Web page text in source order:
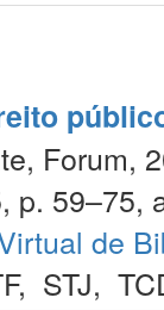
Forum,
p. 59–75,
de
, STJ,